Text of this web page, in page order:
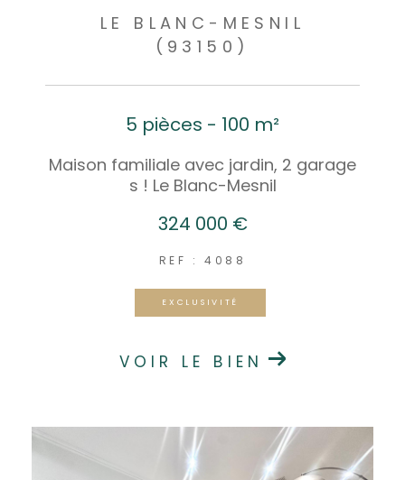
LE BLANC-MESNIL
(93150)
5 pièces - 100 m²
Maison familiale avec jardin, 2 garage
s ! Le Blanc-Mesnil
324 000 €
REF : 4088
EXCLUSIVITÉ
VOIR LE BIEN